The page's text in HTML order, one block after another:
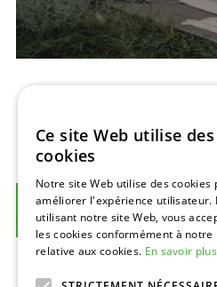
BAJ-Beton™
Europark 2002
3530 Houthalen,
Belgique
Ce site Web utilise des
cookies
Notre site Web utilise des cookies
améliorer l'expérience utilisateur.
utilisant notre site Web, vous
les cookies conformément à notre
relative aux cookies. En savoir plus